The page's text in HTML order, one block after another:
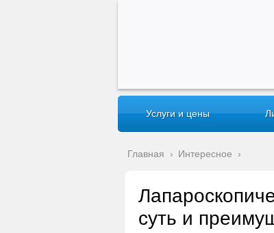
Услуги и цены
Главная › Интересное ›
суть и